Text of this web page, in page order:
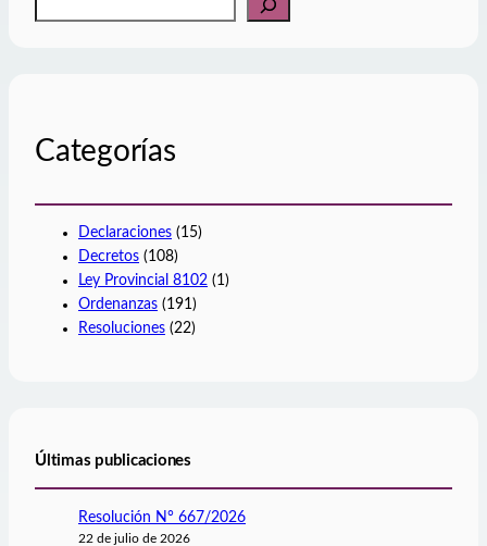
u
Categorías
Declaraciones (15)
Decretos (108)
Ley Provincial 8102 (1)
Ordenanzas (191)
Resoluciones (22)
Últimas publicaciones
Resolución N° 667/2026
22 de julio de 2026